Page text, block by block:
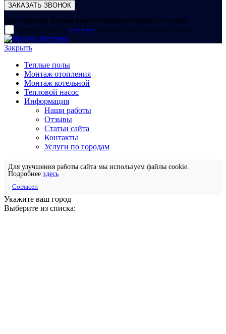
Для отправки формы вам необходимо принять условия:
прочитал и согласен с условиями обработки своих персональных данных
Закрыть
Теплые полы
Монтаж отопления
Монтаж котельной
Тепловой насос
Информация
Наши работы
Отзывы
Статьи сайта
Контакты
Услуги по городам
Для улучшения работы сайта мы используем файлы cookie.
Подробнее здесь
Согласен
Укажите ваш город
Выберите из списка: